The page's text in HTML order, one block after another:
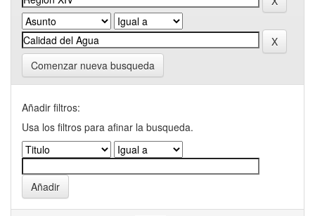
Comenzar nueva busqueda
Añadir filtros:
Usa los filtros para afinar la busqueda.